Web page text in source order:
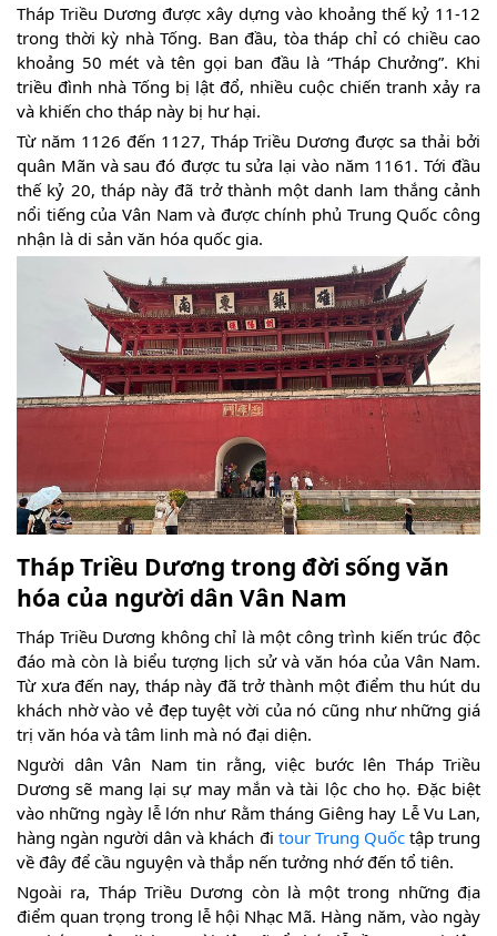
Tháp Triều Dương được xây dựng vào khoảng thế kỷ 11-12
trong thời kỳ nhà Tống. Ban đầu, tòa tháp chỉ có chiều cao
khoảng 50 mét và tên gọi ban đầu là “Tháp Chưởng”. Khi
triều đình nhà Tống bị lật đổ, nhiều cuộc chiến tranh xảy ra
và khiến cho tháp này bị hư hại.
Từ năm 1126 đến 1127, Tháp Triều Dương được sa thải bởi
quân Mãn và sau đó được tu sửa lại vào năm 1161. Tới đầu
thế kỷ 20, tháp này đã trở thành một danh lam thắng cảnh
nổi tiếng của Vân Nam và được chính phủ Trung Quốc công
nhận là di sản văn hóa quốc gia.
Tháp Triều Dương trong đời sống văn
hóa của người dân Vân Nam
Tháp Triều Dương không chỉ là một công trình kiến trúc độc
đáo mà còn là biểu tượng lịch sử và văn hóa của Vân Nam.
Từ xưa đến nay, tháp này đã trở thành một điểm thu hút du
khách nhờ vào vẻ đẹp tuyệt vời của nó cũng như những giá
trị văn hóa và tâm linh mà nó đại diện.
Người dân Vân Nam tin rằng, việc bước lên Tháp Triều
Dương sẽ mang lại sự may mắn và tài lộc cho họ. Đặc biệt
vào những ngày lễ lớn như Rằm tháng Giêng hay Lễ Vu Lan,
hàng ngàn người dân và khách đi tour Trung Quốctập trung
về đây để cầu nguyện và thắp nến tưởng nhớ đến tổ tiên.
Ngoài ra, Tháp Triều Dương còn là một trong những địa
điểm quan trọng trong lễ hội Nhạc Mã. Hàng năm, vào ngày